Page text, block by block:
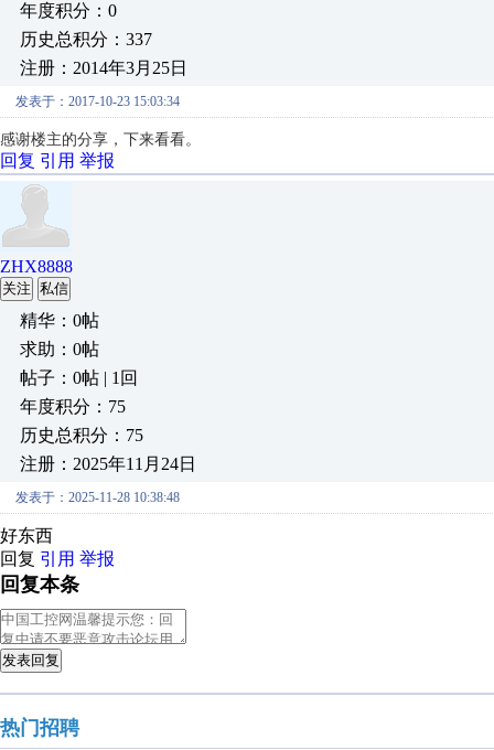
年度积分：0
历史总积分：337
注册：2014年3月25日
发表于：2017-10-23 15:03:34
感谢楼主的分享，下来看看。
回复 引用 举报
ZHX8888
关注 私信
精华：0帖
求助：0帖
帖子：0帖 | 1回
年度积分：75
历史总积分：75
注册：2025年11月24日
发表于：2025-11-28 10:38:48
好东西
回复 引用 举报
回复本条
发表回复
热门招聘